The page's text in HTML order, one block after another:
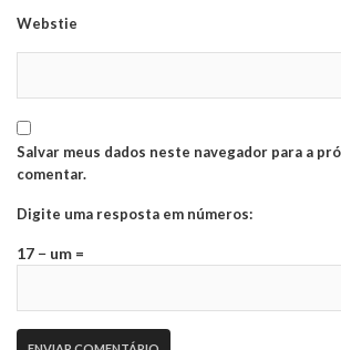
Webstie
Salvar meus dados neste navegador para a
comentar.
Digite uma resposta em números:
17 − um =